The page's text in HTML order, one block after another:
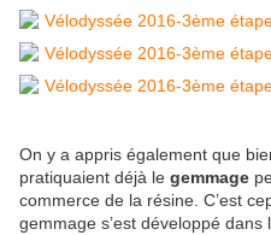
On y a appris également que
pratiquaient déjà le gemmage
commerce de la résine. C’est
gemmage s’est développé dans